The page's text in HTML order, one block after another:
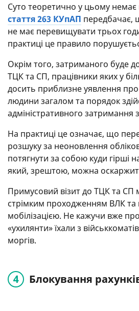
Суто теоретично у цьому
стаття 263 КУпАП передбачає,
не має перевищувати трьох
практиці це правило
Окрім того, затриманого буде
ТЦК та СП, працівники яких у
досить приблизне уявлення про
людини загалом та порядок
адміністративного затримання
На практиці це означає, що
розшуку за неоновлення
потягнути за собою куди гірші
який, зрештою, можна
Примусовий візит до ТЦК та СП
стрімким проходженням ВЛК
мобілізацією. Не кажучи вже
«ухилянти» їхали з
моргів.
Блокування